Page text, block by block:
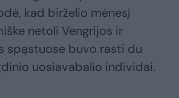
kad birželio mėnesį
netoli Vengrijos ir
spąstuose buvo rasti du
uosiavabalio individai.